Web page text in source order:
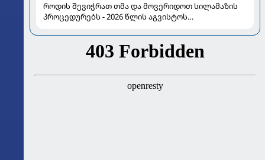
როდის შევიჭრათ თმა და მოვერიდოთ სილამაზის
პროცედურებს - 2026 წლის აგვისტოს